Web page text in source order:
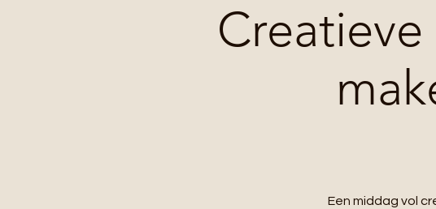
Een middag vol